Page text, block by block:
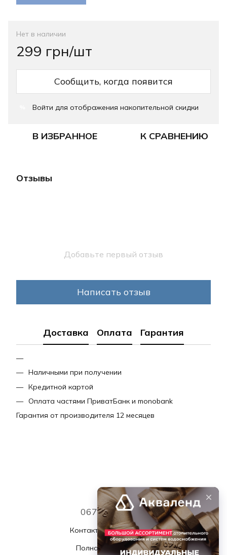
Нет в наличии
299 грн/шт
Сообщить, когда появится
Войти для отображения накопительной скидки
В ИЗБРАННОЕ К СРАВНЕНИЮ
Отзывы
Добавьте первый отзыв
Написать отзыв
Доставка Оплата Гарантия
Наличными при получении
Кредитной картой
Оплата частями ПриватБанк и monobank
Гарантия от производителя 12 месяцев
067 339 7768
Контактная информация
Полная версия сайта